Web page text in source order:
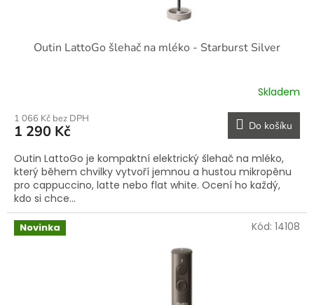
Outin LattoGo šlehač na mléko - Starburst Silver
Skladem
1 066 Kč bez DPH
1 290 Kč Do košíku
Outin LattoGo je kompaktní elektrický šlehač na mléko,
který během chvilky vytvoří jemnou a hustou mikropěnu
pro cappuccino, latte nebo flat white. Ocení ho každý,
kdo si chce...
Novinka Kód: 14108